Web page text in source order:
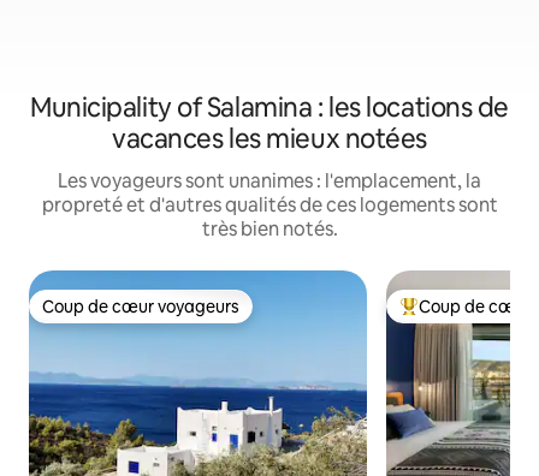
Municipality of Salamina : les locations de
vacances les mieux notées
Les voyageurs sont unanimes : l'emplacement, la
propreté et d'autres qualités de ces logements sont
très bien notés.
Coup de cœur voyageurs
Coup de cœur voyageurs Coup de cœur
Coup de cœur